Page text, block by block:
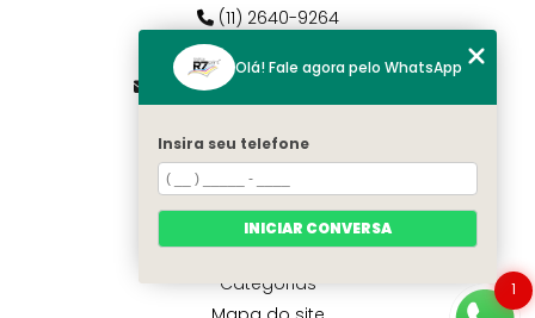
(11) 2640-9264
(11) 98784-6664
atendimento@r7print.com.br
MENU
Home
Quem somos
Contato
Categorias
1
Olá! Fale agora pelo WhatsApp
Insira seu telefone
INICIAR CONVERSA